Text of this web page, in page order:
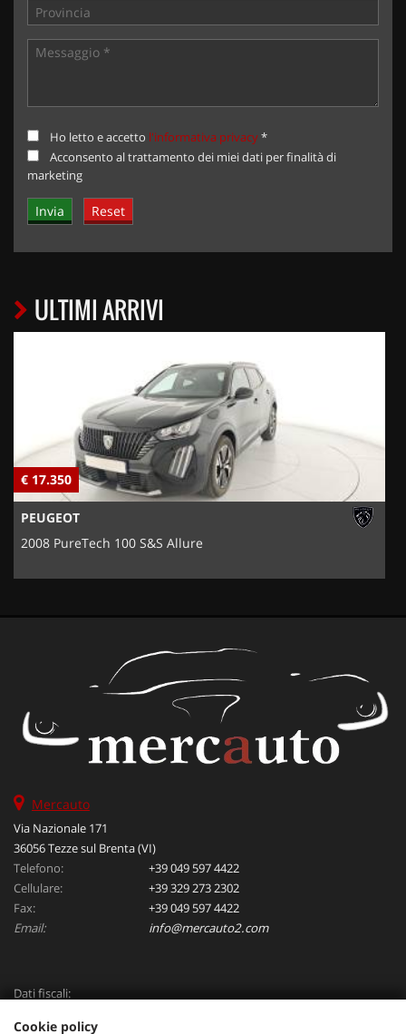
Ho letto e accetto l'informativa privacy*
Acconsento al trattamento dei miei dati per finalità di
marketing
ULTIMI ARRIVI
€ 17.350
PEUGEOT
2008 PureTech 100 S&S Allure
Mercauto
Via Nazionale 171
36056 Tezze sul Brenta (VI)
Telefono:
+39 049 597 4422
Cellulare:
+39 329 273 2302
Fax:
+39 049 597 4422
Email:
info@mercauto2.com
Dati fiscali:
Cookie policy